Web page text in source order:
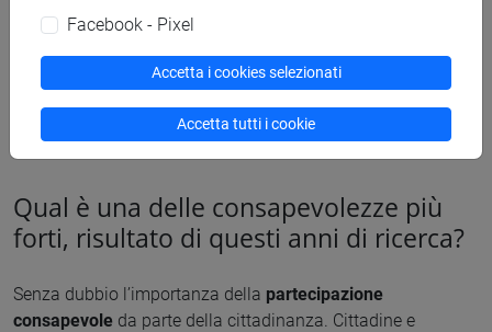
strutture delle argomentazioni e la loro frequenza, diffusione
o articolazione in determinati ambiti di dibattito. Per
esempio, a seconda del tema, è possibile vedere se prevale
polarizzazionedella discussione o unaframmentazione
di sviluppo del dibattito, fenomeno più diffuso quando i temi
dibattuti sono ancora poco discussi.
Qual è una delle consapevolezze più
forti, risultato di questi anni di ricerca?
Senza dubbio l’importanza della partecipazione
consapevole da parte della cittadinanza. Cittadine e
Facebook - Pixel
Accetta i cookies selezionati
Accetta tutti i cookie